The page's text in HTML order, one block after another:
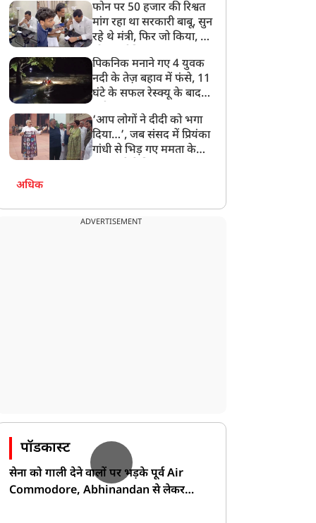
जाती हैं शुभ? माता
पार्वती से है खास कनेक्शन,
धार्मिक महत्व
योग, कुंभ राशि वालों के
आपका दिन कैसा रहेगा
बेटी को गोद लें प्रधानमंत्री
फोन पर 50 हजार की रिश्वत
मांग रहा था सरकारी बाबू, सुन
रहे थे मंत्री, फिर जो किया, वो
पिकनिक मनाने गए 4 युवक
नदी के तेज़ बहाव में फंसे, 11
घंटे के सफल रेस्क्यू के बाद
‘आप लोगों ने दीदी को भगा
दिया…’, जब संसद में प्रियंका
गांधी से भिड़ गए ममता के
अधिक
ADVERTISEMENT
पॉडकास्ट
सेना को गाली देने वालों पर भड़के पूर्व Air
Commodore, Abhinandan से लेकर